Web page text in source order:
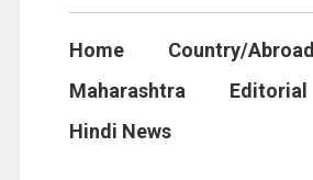
Home
Country/Abroad
Maharashtra
Editorial
Hindi News